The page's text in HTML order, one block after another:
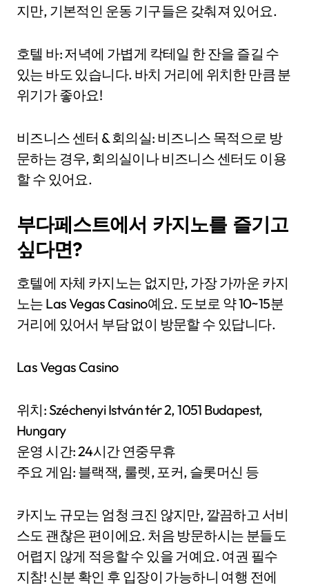
지만, 기본적인 운동 기구들은 갖춰져 있어요.
호텔 바: 저녁에 가볍게 칵테일 한 잔을 즐길 수
있는 바도 있습니다. 바치 거리에 위치한 만큼 분
위기가 좋아요!
비즈니스 센터 & 회의실: 비즈니스 목적으로 방
문하는 경우, 회의실이나 비즈니스 센터도 이용
할 수 있어요.
부다페스트에서 카지노를 즐기고
싶다면?
호텔에 자체 카지노는 없지만, 가장 가까운 카지
노는 Las Vegas Casino예요. 도보로 약 10~15분
거리에 있어서 부담 없이 방문할 수 있답니다.
Las Vegas Casino
위치: Széchenyi István tér 2, 1051 Budapest,
Hungary
운영 시간: 24시간 연중무휴
주요 게임: 블랙잭, 룰렛, 포커, 슬롯머신 등
카지노 규모는 엄청 크진 않지만, 깔끔하고 서비
스도 괜찮은 편이에요. 처음 방문하시는 분들도
어렵지 않게 적응할 수 있을 거예요. 여권 필수
지참! 신분 확인 후 입장이 가능하니 여행 전에